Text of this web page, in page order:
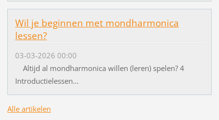
Wil je beginnen met mondharmonica
lessen?
03-03-2026 00:00
Altijd al mondharmonica willen (leren) spelen? 4
Introductielessen...
Alle artikelen